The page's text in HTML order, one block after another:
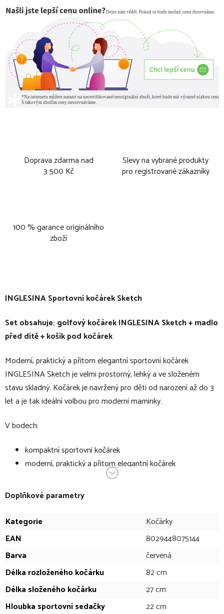
Doprava zdarma nad
3 500 Kč
Slevy na vybrané produkty
pro registrované zákazníky
100 % garance originálního
zboží
INGLESINA Sportovní kočárek Sketch
Set obsahuje: golfový kočárek INGLESINA Sketch + madlo
před dítě + košík pod kočárek
Moderní, praktický a přitom elegantní sportovní kočárek
INGLESINA Sketch je velmi prostorný, lehký a ve složeném
stavu skladný. Kočárek je navržený pro děti od narození až do 3
let a je tak ideální volbou pro moderní maminky.
V bodech:
kompaktní sportovní kočárek
moderní, praktický a přitom elegantní kočárek
vhodný pro děti již od narození
řízení kočárku je velmi pohodlné pomocí propojené rukojetí
kočárek lehce zvládnete jen jednou rukou
rozloží se a složí jen jednou rukou
prostorné a pohodlné sedadlo
sklon opěrky zad nastavíte jednoduše a pohodlně pomocí
tkanicového mechanismu
Doplňkové parametry
Kategorie
Kočárky
EAN
8029448075144
Barva
červená
Délka rozloženého kočárku
82 cm
Délka složeného kočárku
27 cm
Hloubka sportovní sedačky
22 cm